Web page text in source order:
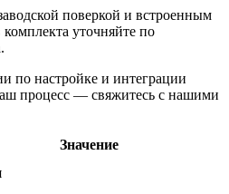
поверкой и встроенным
уточняйте по
по настройке и интеграции
процесс — свяжитесь с нашими
Значение